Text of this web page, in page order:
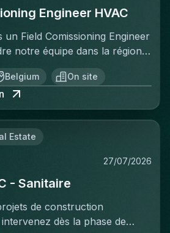
Engineer HVAC
Field Comissioning Engineer
notre équipe dans la région
ce rôle, vous fournirez une
sur site lors de la mise en
des installations HVAC
serez responsable de
installés,
normes prescrites. Votre
collaboration directe avec
et la documentation de
mise en service. Ce poste
Belgium On site
Estate
27/07/2026
- Sanitaire
de construction
dès la phase de